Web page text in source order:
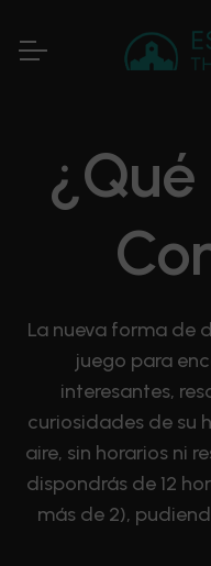
La nueva forma de
juego para
interesantes,
curiosidades de su
aire, sin horarios ni
dispondrás de 12
más de 2),